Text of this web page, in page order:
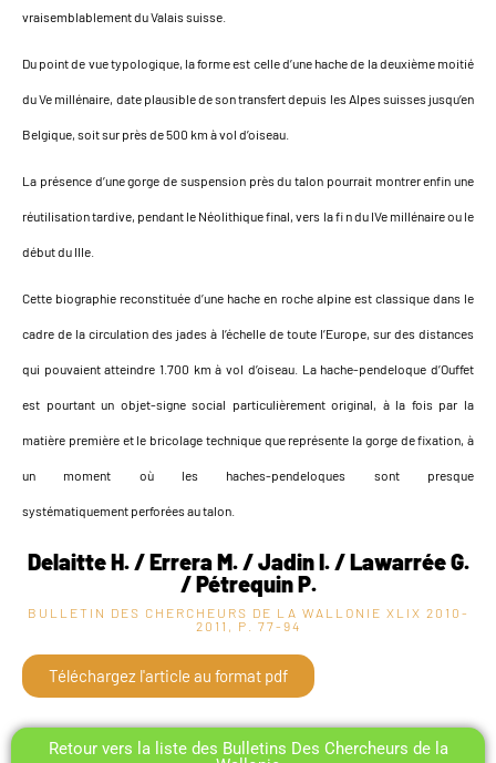
vraisemblablement du Valais suisse.
Du point de vue typologique, la forme est celle d’une hache de la deuxième moitié
du Ve millénaire, date plausible de son transfert depuis les Alpes suisses jusqu’en
Belgique, soit sur près de 500 km à vol d’oiseau.
La présence d’une gorge de suspension près du talon pourrait montrer enfin une
réutilisation tardive, pendant le Néolithique final, vers la fi n du IVe millénaire ou le
début du IIIe.
Cette biographie reconstituée d’une hache en roche alpine est classique dans le
cadre de la circulation des jades à l’échelle de toute l’Europe, sur des distances
qui pouvaient atteindre 1.700 km à vol d’oiseau. La hache-pendeloque d’Ouffet
est pourtant un objet-signe social particulièrement original, à la fois par la
matière première et le bricolage technique que représente la gorge de fixation, à
un moment où les haches-pendeloques sont presque
systématiquement perforées au talon.
Delaitte H. / Errera M. / Jadin I. / Lawarrée G.
/ Pétrequin P.
BULLETIN DES CHERCHEURS DE LA WALLONIE XLIX 2010-
2011, P. 77-94
Téléchargez l'article au format pdf
Retour vers la liste des Bulletins Des Chercheurs de la